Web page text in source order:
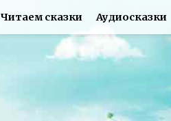
Читаем сказки Аудиосказки